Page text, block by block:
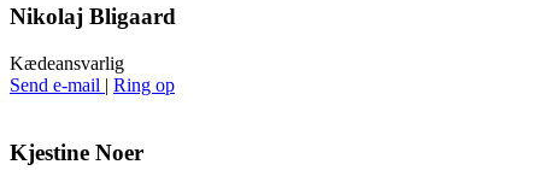
Nikolaj Bligaard
Kædeansvarlig
Send e-mail | Ring op
Kjestine Noer